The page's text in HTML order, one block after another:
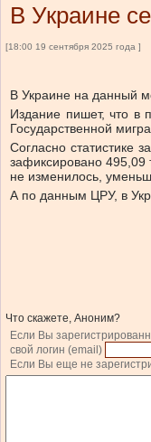
В Украине
[18:00 19 сентября 2025 года ]
В Украине на данный
Издание пишет, что в
Государственной
Согласно статистике
зафиксировано 495,09
не изменилось,
А по данным ЦРУ, в
Что скажете, Аноним?
Если Вы
свой логин (email)
Если Вы еще не